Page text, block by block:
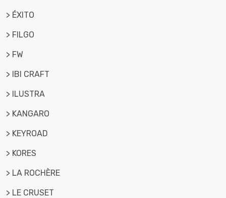
> ÉXITO
> FILGO
> FW
> IBI CRAFT
> ILUSTRA
> KANGARO
> KEYROAD
> KORES
> LA ROCHÈRE
> LE CRUSET